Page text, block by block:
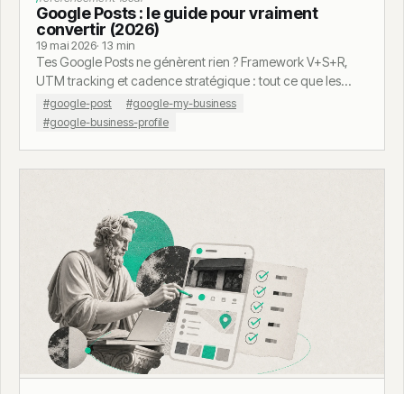
Google Posts : le guide pour vraiment
convertir (2026)
19 mai 2026· 13 min
Tes Google Posts ne génèrent rien ? Framework V+S+R,
UTM tracking et cadence stratégique : tout ce que les
tutoriels oublient de dire.
#google-post
#google-my-business
#google-business-profile